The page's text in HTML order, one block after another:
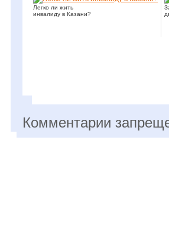
Легко ли жить
инвалиду в Казани?
Комментарии